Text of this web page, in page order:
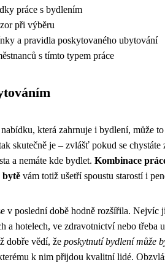
práce s bydlením
při výběru
a pravidla poskytovaného ubytování
s tímto typem práce
která zahrnuje i bydlení, může
skutečně je – zvlášť pokud se chystáte
a nemáte kde bydlet. Kombinace
bytě vám totiž ušetří spoustu starostí i
v poslední době hodně rozšířila. Nejvíc
a hotelech, ve zdravotnictví nebo třeba
dobře vědí, že poskytnutí bydlení může
k nim přijdou kvalitní lidé.